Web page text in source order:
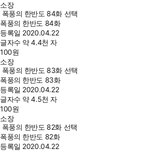
소장
폭풍의 한반도 84화 선택
폭풍의 한반도 84화
등록일 2020.04.22
글자수 약 4.4천 자
100원
소장
폭풍의 한반도 83화 선택
폭풍의 한반도 83화
등록일 2020.04.22
글자수 약 4.5천 자
100원
소장
폭풍의 한반도 82화 선택
폭풍의 한반도 82화
등록일 2020.04.22